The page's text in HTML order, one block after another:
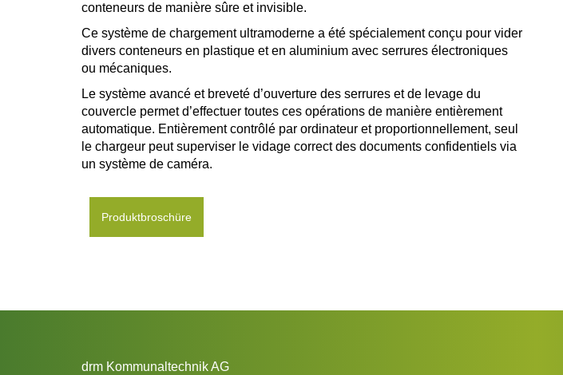
conteneurs de manière sûre et invisible.
Ce système de chargement ultramoderne a été spécialement conçu pour vider
divers conteneurs en plastique et en aluminium avec serrures électroniques
ou mécaniques.
Le système avancé et breveté d’ouverture des serrures et de levage du
couvercle permet d’effectuer toutes ces opérations de manière entièrement
automatique. Entièrement contrôlé par ordinateur et proportionnellement, seul
le chargeur peut superviser le vidage correct des documents confidentiels via
un système de caméra.
Produktbroschüre
drm Kommunaltechnik AG